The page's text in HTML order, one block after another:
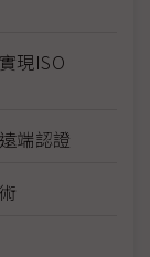
現ISO
端認證